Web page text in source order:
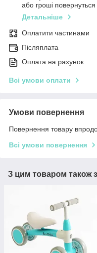
або гроші
Детальніше
Оплатити частинами
Післяплата
Оплата на рахунок
Всі умови оплати
Умови повернення
Повернення товару
Всі умови повернення
З цим товаром також